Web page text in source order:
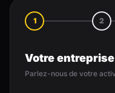
1 2
Votre entreprise
Parlez-nous de votre